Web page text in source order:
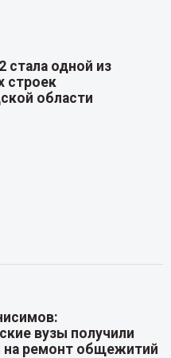
стала одной из
строек
области
вузы получили
на ремонт общежитий